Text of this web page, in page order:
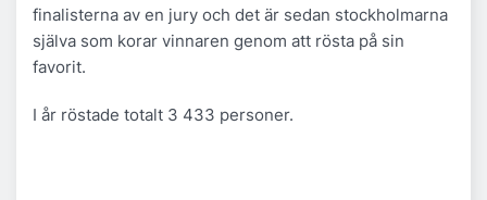
finalisterna av en jury och det är sedan stockholmarna
själva som korar vinnaren genom att rösta på sin
favorit.
I år röstade totalt 3 433 personer.